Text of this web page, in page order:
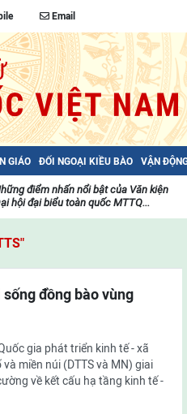
Email
GIÁO ĐỐI NGOẠI KIỀU BÀO VẬN
điểm nhấn nổi bật của Văn kiện
hội đại biểu toàn quốc MTTQ...
đồng bào vùng
gia phát triển kinh tế - xã
miền núi (DTTS và MN) giai
về kết cấu hạ tầng kinh tế -